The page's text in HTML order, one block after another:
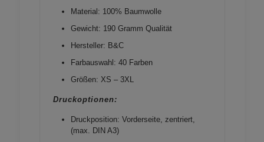
Material: 100% Baumwolle
Gewicht: 190 Gramm Qualität
Hersteller: B&C
Farbauswahl: 40 Farben
Größen: XS – 3XL
Druckoptionen:
Druckposition: Vorderseite, zentriert,
(max. DIN A3)